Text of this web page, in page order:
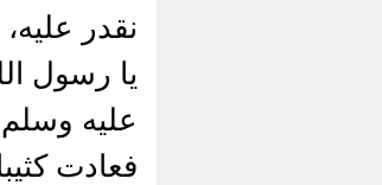
نقدر
يا رسول
عليه
فعادت